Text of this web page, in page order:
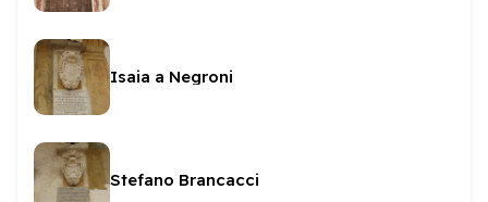
Isaia a Negroni
Stefano Brancacci